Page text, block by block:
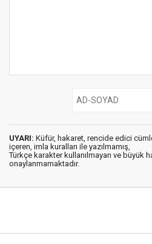
UYARI: Küfür, hakaret, rencide edici
içeren, imla kuralları ile yazılmamış,
Türkçe karakter kullanılmayan ve büyük
onaylanmamaktadır.